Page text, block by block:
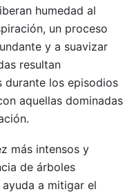
humedad al
un proceso
y a suavizar
resultan
durante los episodios
aquellas dominadas
más intensos y
de árboles
a mitigar el